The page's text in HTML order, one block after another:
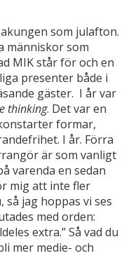
som julafton.
människor som
MIK står för och en
presenter både i
gäster. I år var
thinking. Det var en
formar,
I år. Förra
är som vanligt
varenda en sedan
mig att inte fler
jag hoppas vi ses
med orden:
extra.” Så vad du
mer medie- och